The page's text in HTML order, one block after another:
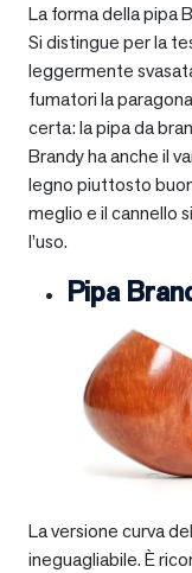
La forma della pipa
Si distingue per la
leggermente
fumatori la
certa: la pipa da
Brandy ha anche il
legno piuttosto
meglio e il cannello
l’uso.
Pipa
La versione curva
ineguagliabile. È